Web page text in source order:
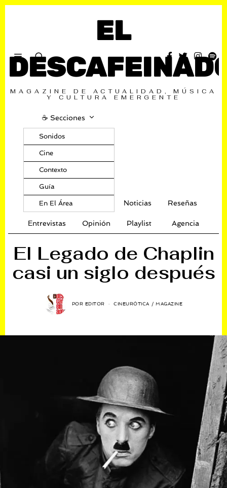
EL
MAGAZINE DE ACTUALIDAD, MÚSICA
Y CULTURA EMERGENTE
☕️ Secciones
Sonidos
Cine
Contexto
Guía
En El Área Noticias Reseñas
Entrevistas Opinión Playlist Agencia
El Legado de Chaplin
casi un siglo después
POR EDITOR CINEURÓTICA / MAGAZINE